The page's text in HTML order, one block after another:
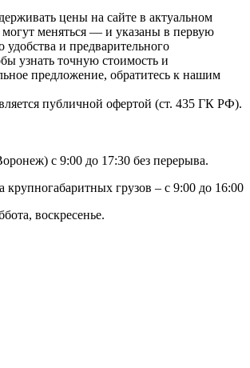
цены на сайте в актуальном
меняться — и указаны в первую
удобства и предварительного
узнать точную стоимость и
предложение, обратитесь к нашим
публичной офертой (ст. 435 ГК РФ).
с 9:00 до 17:30 без перерыва.
крупногабаритных грузов – с 9:00 до 16:00
воскресенье.